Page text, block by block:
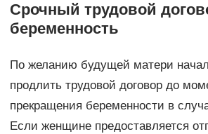
Срочный трудовой
беременность
По желанию будущей матери
продлить трудовой договор до
прекращения беременности в
Если женщине предоставляется